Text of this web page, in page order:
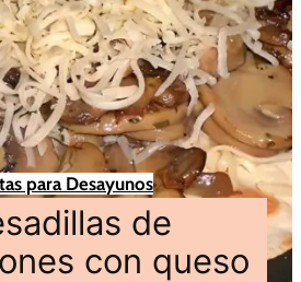
para Desayunos
de
con queso